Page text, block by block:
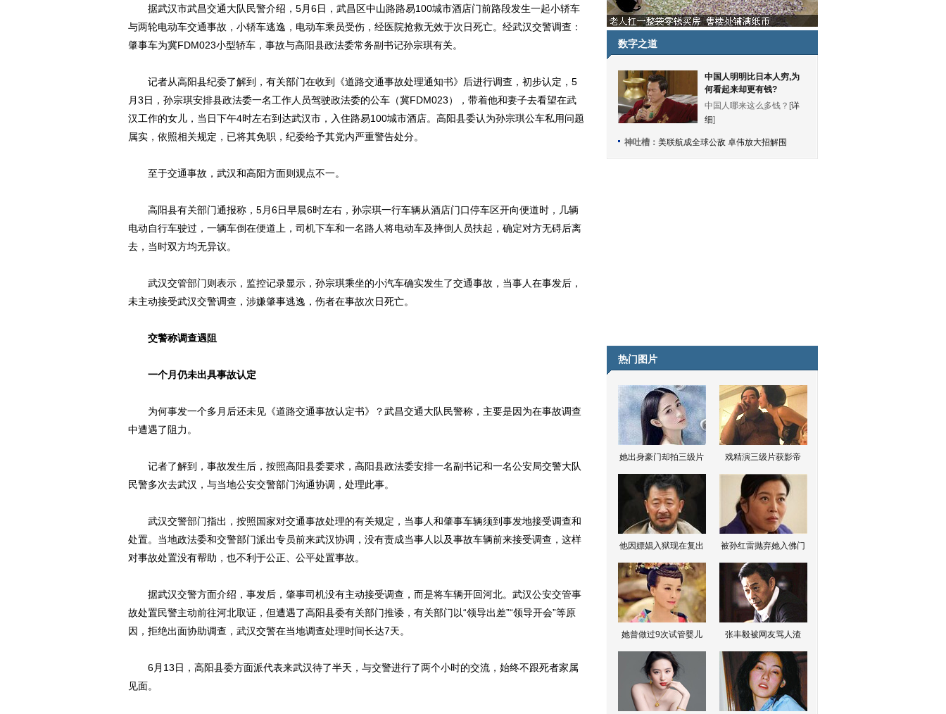
据武汉市武昌交通大队民警介绍，5月6日，武昌区中山路路易100城市酒店门前路段发生一起小轿车
与两轮电动车交通事故，小轿车逃逸，电动车乘员受伤，经医院抢救无效于次日死亡。经武汉交警调查：
肇事车为冀FDM023小型轿车，事故与高阳县政法委常务副书记孙宗琪有关。
记者从高阳县纪委了解到，有关部门在收到《道路交通事故处理通知书》后进行调查，初步认定，5
月3日，孙宗琪安排县政法委一名工作人员驾驶政法委的公车（冀FDM023），带着他和妻子去看望在武
汉工作的女儿，当日下午4时左右到达武汉市，入住路易100城市酒店。高阳县委认为孙宗琪公车私用问题
属实，依照相关规定，已将其免职，纪委给予其党内严重警告处分。
至于交通事故，武汉和高阳方面则观点不一。
高阳县有关部门通报称，5月6日早晨6时左右，孙宗琪一行车辆从酒店门口停车区开向便道时，几辆
电动自行车驶过，一辆车倒在便道上，司机下车和一名路人将电动车及摔倒人员扶起，确定对方无碍后离
去，当时双方均无异议。
武汉交管部门则表示，监控记录显示，孙宗琪乘坐的小汽车确实发生了交通事故，当事人在事发后，
未主动接受武汉交警调查，涉嫌肇事逃逸，伤者在事故次日死亡。
交警称调查遇阻
一个月仍未出具事故认定
为何事发一个多月后还未见《道路交通事故认定书》？武昌交通大队民警称，主要是因为在事故调查
中遭遇了阻力。
记者了解到，事故发生后，按照高阳县委要求，高阳县政法委安排一名副书记和一名公安局交警大队
民警多次去武汉，与当地公安交警部门沟通协调，处理此事。
武汉交警部门指出，按照国家对交通事故处理的有关规定，当事人和肇事车辆须到事发地接受调查和
处置。当地政法委和交警部门派出专员前来武汉协调，没有责成当事人以及事故车辆前来接受调查，这样
对事故处置没有帮助，也不利于公正、公平处置事故。
据武汉交警方面介绍，事发后，肇事司机没有主动接受调查，而是将车辆开回河北。武汉公安交管事
故处置民警主动前往河北取证，但遭遇了高阳县委有关部门推诿，有关部门以“领导出差”“领导开会”等原
因，拒绝出面协助调查，武汉交警在当地调查处理时间长达7天。
6月13日，高阳县委方面派代表来武汉待了半天，与交警进行了两个小时的交流，始终不跟死者家属
见面。
数字之道
中国人明明比日本人穷,为
何看起来却更有钱?
中国人哪来这么多钱？[详
细]
神吐槽： 美联航成全球公敌 卓伟放大招解围
热门图片
她出身豪门却拍三级片 戏精演三级片获影帝
他因嫖娼入狱现在复出 被孙红雷抛弃她入佛门
她曾做过9次试管婴儿 张丰毅被网友骂人渣